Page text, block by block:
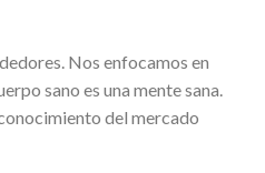
Nos enfocamos en
sano es una mente sana.
del mercado